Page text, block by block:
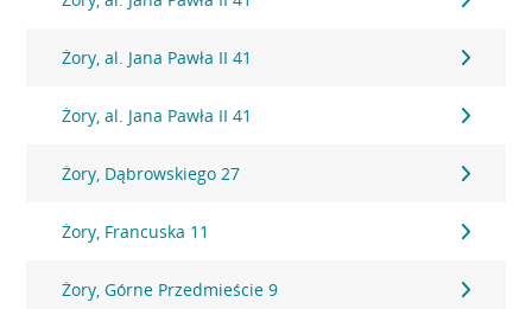
Żory, al. Jana Pawła II 41
Żory, al. Jana Pawła II 41
Żory, Dąbrowskiego 27
Żory, Francuska 11
Żory, Górne Przedmieście 9